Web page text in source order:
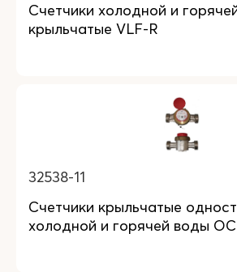
Счетчики холодной и
крыльчатые VLF-R
32538-11
Счетчики крыльчатые
холодной и горячей воды